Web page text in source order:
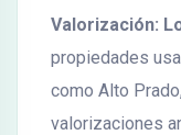
Valorización:
propiedades
como Alto
valorizaciones